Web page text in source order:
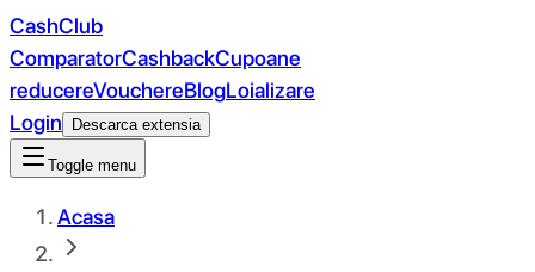
CashClub
ComparatorCashbackCupoane
reducereVouchereBlogLoializare
Login
Descarca extensia
Toggle menu
Acasa